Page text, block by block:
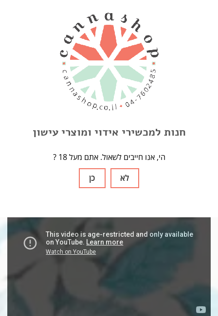
חנות למכשירי אידוי ומוצרי עישון
? הי, אנו חייבים לשאול. אתם מעל 18
כן
לא